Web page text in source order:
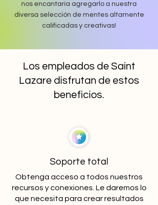
nos encantaría agregarlo a nuestra
diversa selección de mentes altamente
calificadas y creativas!
Los empleados de Saint
Lazare disfrutan de estos
beneficios.
Soporte total
Obtenga acceso a todos nuestros
recursos y conexiones. Le daremos lo
que necesita para crear resultados